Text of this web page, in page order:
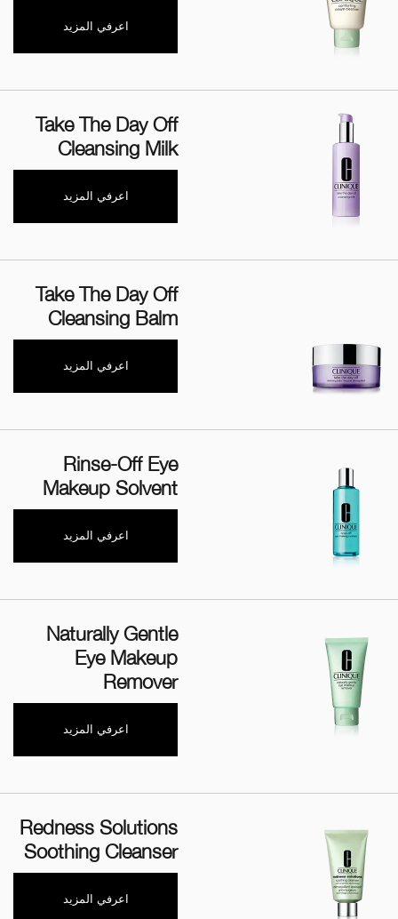
اعرفي المزيد
Take The Day Off
Cleansing Milk
اعرفي المزيد
Take The Day Off
Cleansing Balm
اعرفي المزيد
Rinse-Off Eye
Makeup Solvent
اعرفي المزيد
Naturally Gentle
Eye Makeup
Remover
اعرفي المزيد
Redness Solutions
Soothing Cleanser
اعرفي المزيد